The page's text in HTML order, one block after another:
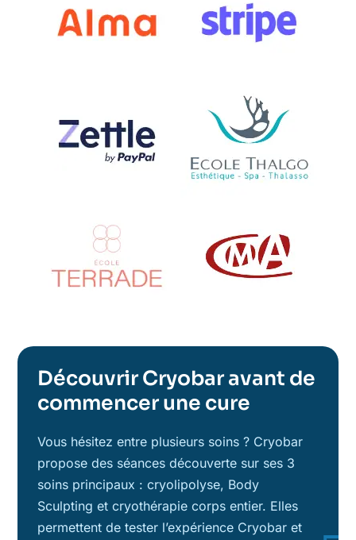
Découvrir Cryobar avant de
commencer une cure
Vous hésitez entre plusieurs soins ? Cryobar
propose des séances découverte sur ses 3
soins principaux : cryolipolyse, Body
Sculpting et cryothérapie corps entier. Elles
permettent de tester l’expérience Cryobar et